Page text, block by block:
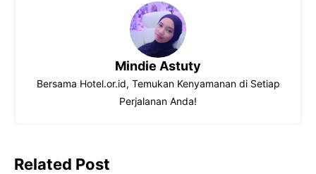
Mindie Astuty
Bersama Hotel.or.id, Temukan Kenyamanan di Setiap
Perjalanan Anda!
Related Post